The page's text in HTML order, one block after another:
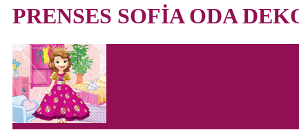
PRENSES SOFİA ODA